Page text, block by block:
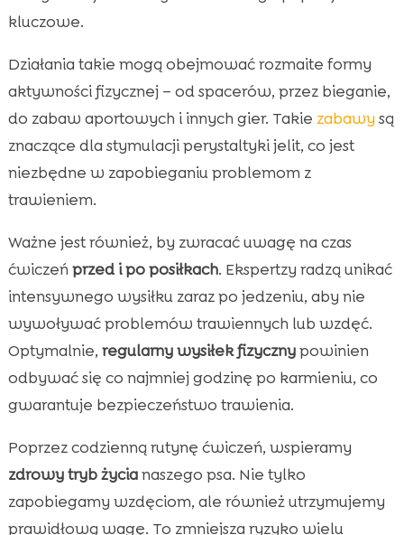
kluczowe.
Działania takie mogą obejmować rozmaite formy
aktywności fizycznej – od spacerów, przez bieganie,
do zabaw aportowych i innych gier. Takie zabawy są
znaczące dla stymulacji perystaltyki jelit, co jest
niezbędne w zapobieganiu problemom z
trawieniem.
Ważne jest również, by zwracać uwagę na czas
ćwiczeń przed i po posiłkach. Ekspertzy radzą unikać
intensywnego wysiłku zaraz po jedzeniu, aby nie
wywoływać problemów trawiennych lub wzdęć.
Optymalnie, regularny wysiłek fizycznypowinien
odbywać się co najmniej godzinę po karmieniu, co
gwarantuje bezpieczeństwo trawienia.
Poprzez codzienną rutynę ćwiczeń, wspieramy
zdrowy tryb życianaszego psa. Nie tylko
zapobiegamy wzdęciom, ale również utrzymujemy
prawidłową wagę. To zmniejsza ryzyko wielu